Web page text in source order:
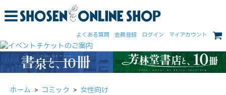
よくある質問 会員登録 ログイン マイアカウント
ホーム > コミック > 女性向け